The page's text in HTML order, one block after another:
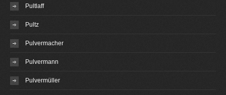
Pultlaff
Pultz
Pulvermacher
Pulvermann
Pulvermüller